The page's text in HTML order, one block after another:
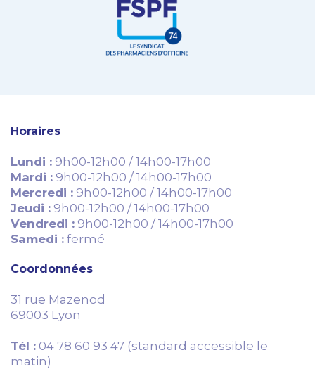
Horaires
Lundi : 9h00-12h00 / 14h00-17h00
Mardi : 9h00-12h00 / 14h00-17h00
Mercredi : 9h00-12h00 / 14h00-17h00
Jeudi : 9h00-12h00 / 14h00-17h00
Vendredi : 9h00-12h00 / 14h00-17h00
Samedi : fermé
Coordonnées
31 rue Mazenod
69003 Lyon
Tél : 04 78 60 93 47 (standard accessible le
matin)